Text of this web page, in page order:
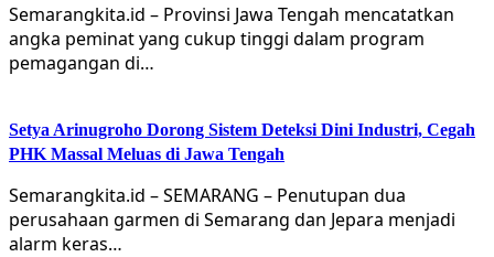
Semarangkita.id – Provinsi Jawa Tengah mencatatkan
angka peminat yang cukup tinggi dalam program
pemagangan di…
Setya Arinugroho Dorong Sistem Deteksi Dini Industri, Cegah
PHK Massal Meluas di Jawa Tengah
Semarangkita.id – SEMARANG – Penutupan dua
perusahaan garmen di Semarang dan Jepara menjadi
alarm keras…